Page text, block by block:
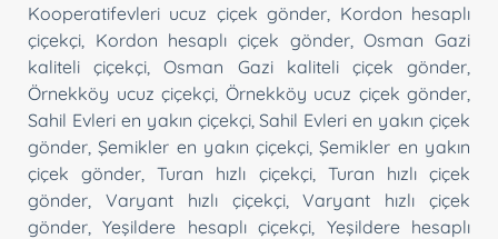
Kooperatifevleri ucuz çiçek gönder
Kordon hesaplı
çiçekçi
Kordon hesaplı çiçek gönder,Osman Gazi
kaliteli çiçekçi ,Osman Gazi kaliteli çiçek gönder
Örnekköy ucuz çiçekçi Örnekköy ucuz çiçek gönder
Sahil Evleri en yakın çiçekçi,Sahil Evleri en yakın çiçek
gönder ,Şemikler en yakın çiçekçi ,Şemikler en yakın
çiçek gönder ,Turan hızlı çiçekçi, Turan hızlı çiçek
gönder
Varyant hızlı çiçekçi,Varyant hızlı çiçek
gönder ,Yeşildere hesaplı çiçekçi
Yeşildere hesaplı